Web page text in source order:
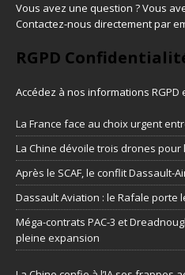
Vous avez une question ? Vous
Contactez-nous directement par
RGPD
Accédez à nos informations
La France face au choix urgent
La Chine dévoile trois drones
Après le SCAF, le conflit Dassault-
Dassault Aviation : le Rafale porte
Méga-contrats PAC-3 et
pleine expansion